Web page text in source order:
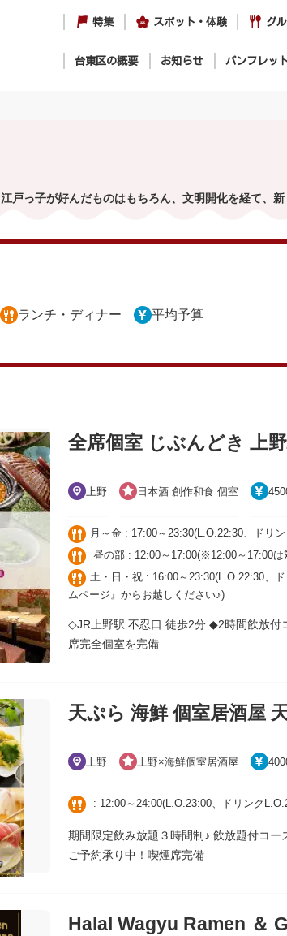
特集 スポット・体験 グ
台東区の概要 お知らせ パンフレット
江戸っ子が好んだものはもちろん、文明開化を経て、
ランチ・ディナー 平均予算
全席個室 じぶんどき 上
上野 日本酒 創作和食 個室
月～金 : 17:00～23:30(L.O.22:30、ドリ
昼の部 : 12:00～17:00(※12:00～17:00
土・日・祝 : 16:00～23:30(L.O.22:30、
ムページ』からお越しください♪)
◇JR上野駅 不忍口 徒歩2分 ◆2時間飲放
席完全個室を完備
天ぷら 海鮮 個室居酒屋
上野 上野×海鮮個室居酒屋
: 12:00～24:00(L.O.23:00、ドリンク
期間限定飲み放題３時間制♪ 飲放題付コ
ご予約承り中！喫煙席完備
Halal Wagyu Ramen ＆